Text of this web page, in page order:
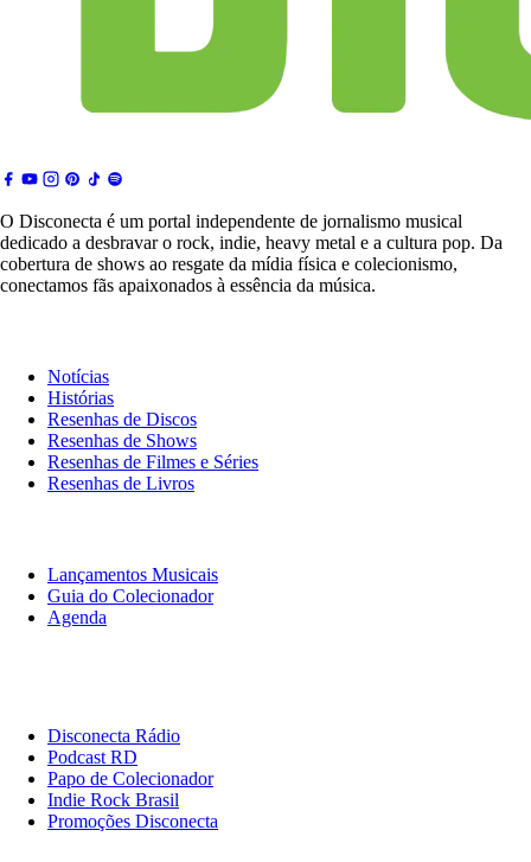
O Disconecta é um portal independente de jornalismo musical
dedicado a desbravar o rock, indie, heavy metal e a cultura pop. Da
cobertura de shows ao resgate da mídia física e colecionismo,
conectamos fãs apaixonados à essência da música.
Notícias
Histórias
Resenhas de Discos
Resenhas de Shows
Resenhas de Filmes e Séries
Resenhas de Livros
Lançamentos Musicais
Guia do Colecionador
Agenda
Disconecta Rádio
Podcast RD
Papo de Colecionador
Indie Rock Brasil
Promoções Disconecta